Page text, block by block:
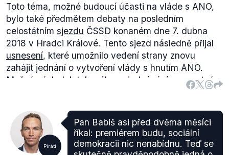
Toto téma, možné budoucí účasti na vláde s ANO,
bylo také předmětem debaty na posledním
celostátním sjezdu ČSSD konaném dne 7. dubna
2018 v Hradci Králové. Tento sjezd následně přijal
usnesení, které umožnilo vedení strany znovu
zahájit jednání o vytvoření vlády s hnutím ANO.
Možný výsledek takového vyjednávání a samotný
vstup do vlády pak dle usnesení musí schvílit
vnitrostranického referenda.
„Sjezd ČSSD požaduje, aby o přijetí vyjednaných
podmínek o případném vstupu sociální demokracie
Piráti
Pan Babiš asi před dvěma měsíci
říkal: premiérem budu, sociální
demokracii nic nenabídnu. Teď se